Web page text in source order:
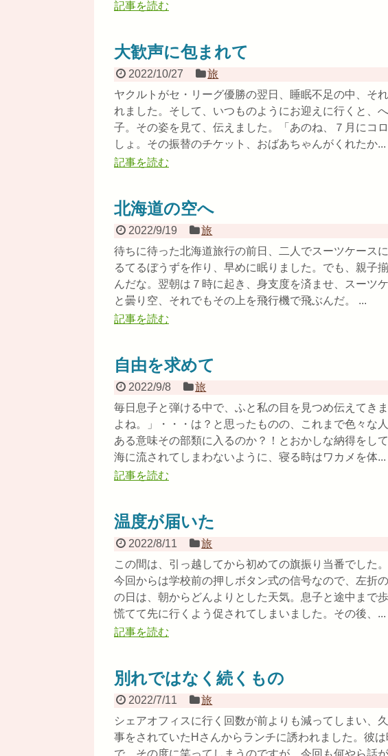
記事を読む
大歓声に包まれて
2022/10/27
旅
ヤクルトがセ・リーグ優勝の翌日、睡眠不足の中、そ
れました。そして、いつものようにお迎えに行くと、
子。その姿を見て、伝えました。「あのね、７月にコ
しょ。その振替のチケット、おばあちゃんがくれたか...
記事を読む
北海道の空へ
2022/9/19
旅
待ちに待った北海道旅行の前日、二人でスーツケース
るてるぼうずを作り、早めに眠りました。でも、親子
んだな。翌朝は７時に起き、身支度を済ませ、スーツ
と曇り空、それでもその上を飛行機で飛ぶんだ。 ...
記事を読む
自由を求めて
2022/9/8
旅
毎日息子と弾ける中で、ふと私の目を見つめ伝えてき
よね。」・・・は？と思ったものの、これまで色々な
ある意味その部類に入るのか？！とおかしな納得をし
海に流されてしまわないように、寝る時はワカメを体...
記事を読む
温度が届いた
2022/8/11
旅
この間は、引っ越してから初めての旗振り当番でした
今回からは学校前の押しボタン式の信号なので、左折
の日は、朝からどんよりとした天気。息子と途中まで
慌てて先に行くよう促されてしまいました。その後、...
記事を読む
別れではなく続くもの
2022/7/11
旅
シェアオフィスに行く回数が前よりも減ってしまい、
事をされていたHさんからランチに誘われました。彼
で、その度に笑ってしまうのですが、今回も何やら話